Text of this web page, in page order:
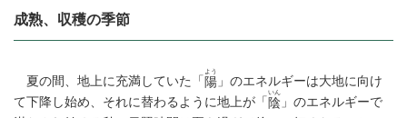
成熟、収穫の季節
夏の間、地上に充満していた「陽
よう
」のエネルギーは大地に向け
て下降し始め、それに替わるように地上が「陰
いん
」のエネルギーで